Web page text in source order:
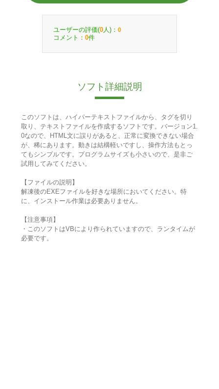
ユーザーの評価(0 人)： 0
コメント： 0件
ソフト詳細説明
このソフトは、ハイパーテキストファイルから、タグを切り
取り、テキストファイルを作成するソフトです。バージョン1.
0なので、HTML文に誤りがあると、正常に変換できない場合
が、稀にあります。動きは結構軽いですし、操作方法もとっ
てもシンプルです。プログラムサイズも小さいので、是非ご
試用してみてください。
【ファイルの説明】
解凍後のEXEファイルを好きな場所においてください。特
に、インストール作業は必要ありません。
【注意事項】
・このソフトはVBにより作られていますので、ランタイムが
必要です。